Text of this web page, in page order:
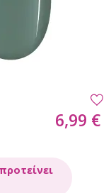
6,99 €